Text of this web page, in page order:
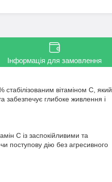
Інформація для замовлення
вітаміном C, який
забезпечує глибоке живлення і
C із заспокійливими та
поступову дію без агресивного